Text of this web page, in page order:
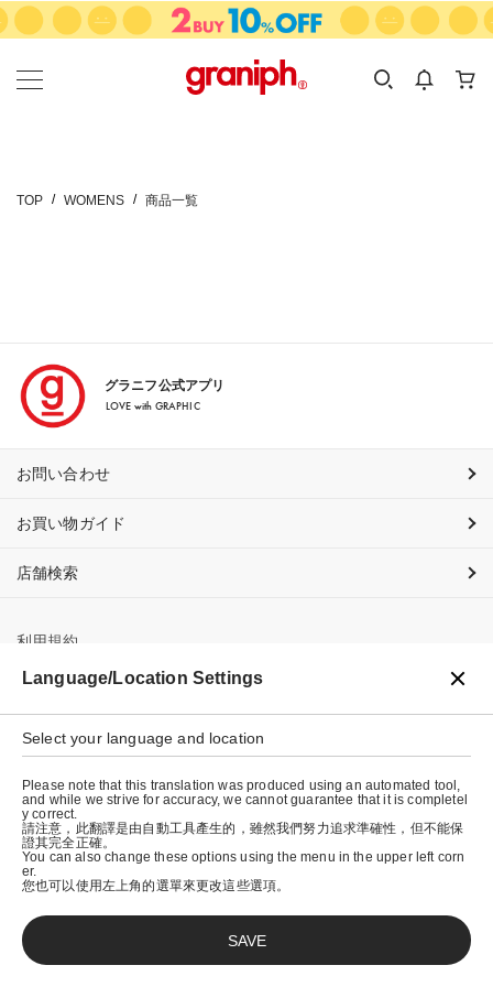
カテゴリーから探す
KIDS
カテゴリ
サイズ
TOP WOMENS 商品一覧
グラニフ公式アプリ
LOVE with GRAPHIC
お問い合わせ
お買い物ガイド
店舗検索
利用規約
プライバシーポリシー
特定商取引法に基づく表示
会社概要
© graniph inc.
Language/Location Settings
Select your language and location
Please note that this translation was produced using an automated tool,
and while we strive for accuracy, we cannot guarantee that it is completel
y correct.
請注意，此翻譯是由自動工具產生的，雖然我們努力追求準確性，但不能保
證其完全正確。
You can also change these options using the menu in the upper left corn
er.
您也可以使用左上角的選單來更改這些選項。
SAVE